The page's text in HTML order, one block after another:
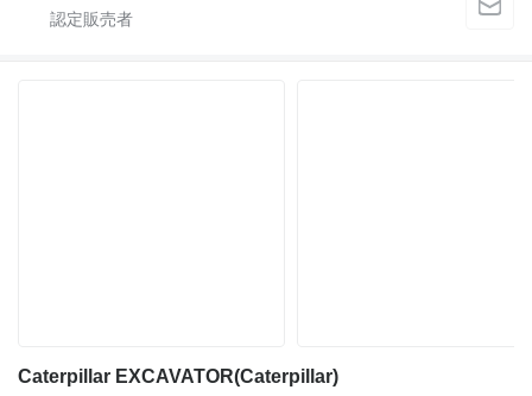
Caterpillar EXCAVATOR(Caterpillar)